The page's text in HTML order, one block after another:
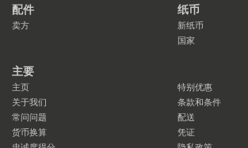
配件
卖方
纸币
新纸币
国家
主要
主页
特别优惠
关于我们
条款和条件
常问问题
配送
货币换算
凭证